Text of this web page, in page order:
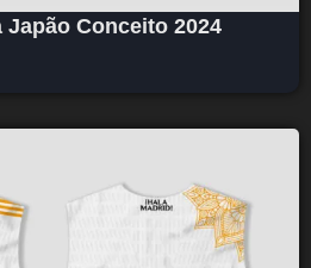
Japão Conceito 2024